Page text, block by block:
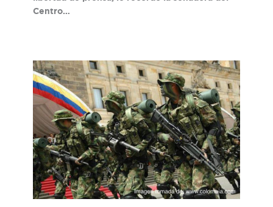
Centro…